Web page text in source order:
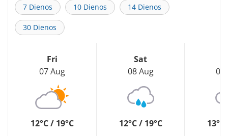
7 Dienos 10 Dienos 14 Dienos
30 Dienos
Fri
07 Aug
12°C / 19°C
Sat
08 Aug
12°C / 19°C
09
13°C